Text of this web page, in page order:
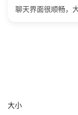
聊天界面很顺畅，
大小